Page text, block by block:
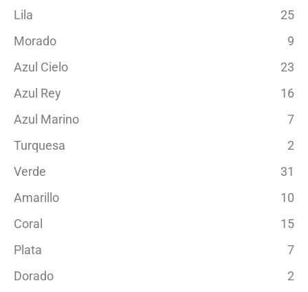
Lila
25
Morado
9
Azul Cielo
23
Azul Rey
16
Azul Marino
7
Turquesa
2
Verde
31
Amarillo
10
Coral
15
Plata
7
Dorado
2